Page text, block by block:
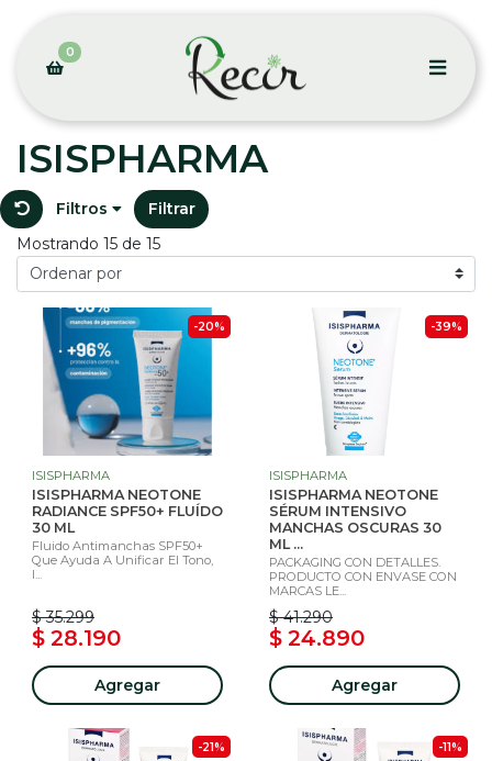
0
ISISPHARMA
Filtros
Filtrar
Mostrando 15 de 15
-20%
ISISPHARMA
ISISPHARMA NEOTONE
RADIANCE SPF50+ FLUÍDO
30 ML
Fluido Antimanchas SPF50+
Que Ayuda A Unificar El Tono,
I...
$ 35.299
$ 28.190
Agregar
-39%
ISISPHARMA
ISISPHARMA NEOTONE
SÉRUM INTENSIVO
MANCHAS OSCURAS 30
ML ...
PACKAGING CON DETALLES.
PRODUCTO CON ENVASE CON
MARCAS LE...
$ 41.290
$ 24.890
Agregar
-21% -11%